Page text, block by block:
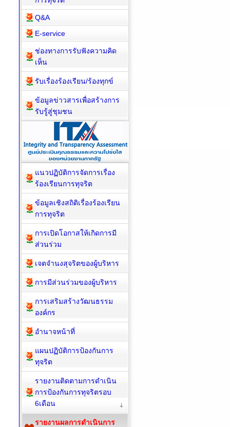
Q&A
E-service
ช่องทางการรับฟังความคิด
เห็น
รับเรื่องร้องเรียน/ร้องทุกข์
ข้อมูลข่าวสารเพื่อสร้างการ
รับรู้สู่ชุมชน
แนวปฏิบัติการจัดการเรื่อง
ร้องเรียนการทุจริต
ข้อมูลเชิงสถิติเรื่องร้องเรียน
การทุจริต
การเปิดโอกาสให้เกิดการมี
ส่วนร่วม
เจตจำนงสุจริตของผู้บริหาร
การมีส่วนร่วมของผู้บริหาร
การเสริมสร้างวัฒนธรรม
องค์กร
อำนาจหน้าที่
แผนปฏิบัติการป้องกันการ
ทุจริต
รายงานติดตามการดำเนิน
การป้องกันการทุจริตรอบ
6เดือน
รายงานผลการดำเนินการ